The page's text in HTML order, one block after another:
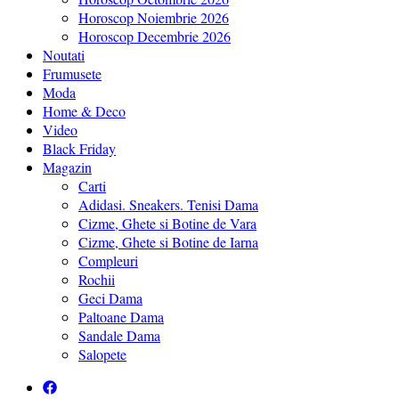
Horoscop Noiembrie 2026
Horoscop Decembrie 2026
Noutati
Frumusete
Moda
Home & Deco
Video
Black Friday
Magazin
Carti
Adidasi. Sneakers. Tenisi Dama
Cizme, Ghete si Botine de Vara
Cizme, Ghete si Botine de Iarna
Compleuri
Rochii
Geci Dama
Paltoane Dama
Sandale Dama
Salopete